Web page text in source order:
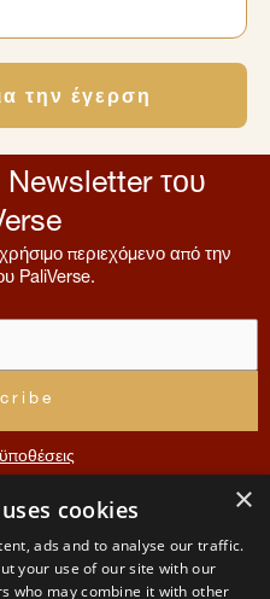
την έγερση
Newsletter του
περιεχόμενο από την
PaliVerse.
Λογαριασμός
Αίτηση
μέλους
Όροι
Χρήσης
×
cookies
ads and to analyse our traffic.
your use of our site with our
who may combine it with other